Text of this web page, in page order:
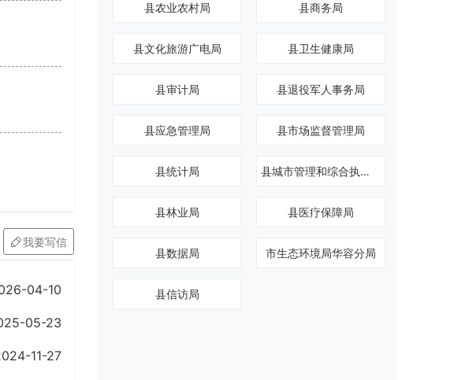
我要写信
04-10
05-23
11-27
县农业农村局 县商务局
县文化旅游广电局 县卫生健康局
县审计局 县退役军人事务局
县应急管理局 县市场监督管理局
县统计局 县城市管理和综合执法局
县林业局 县医疗保障局
县数据局 市生态环境局华容分局
县信访局